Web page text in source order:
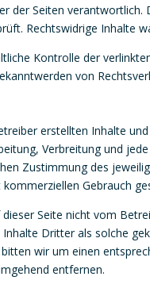
der Seiten
Rechtswidrige Inhalte
Kontrolle der
von
erstellten Inhalte
Verbreitung und
Zustimmung des
Gebrauch
Seite nicht vom
Dritter als solche
wir um einen
entfernen.